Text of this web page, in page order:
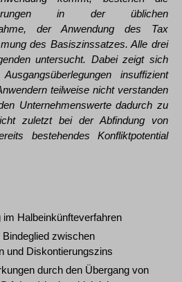
in der üblichen
der Anwendung des Tax
des Basiszinssatzes. Alle drei
untersucht. Dabei zeigt sich
insuffizient
teilweise nicht verstanden
Unternehmenswerte dadurch zu
zuletzt bei der Abfindung von
bestehendes Konfliktpotential
Halbeinkünfteverfahren
zwischen
und Diskontierungszins
durch den Übergang von